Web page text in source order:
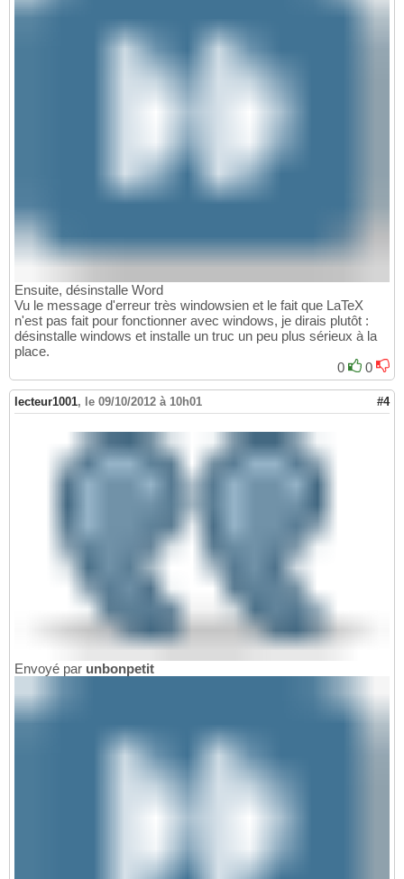
Ensuite, désinstalle Word
Vu le message d'erreur très windowsien et le fait que LaTeX
n'est pas fait pour fonctionner avec windows, je dirais plutôt :
désinstalle windows et installe un truc un peu plus sérieux à la
place.
0
0
lecteur1001, le 09/10/2012 à 10h01 #4
Envoyé par unbonpetit